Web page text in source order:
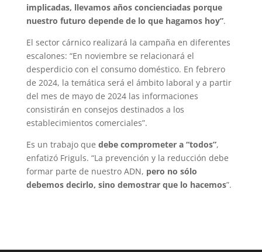
implicadas, llevamos años concienciadas porque
nuestro futuro depende de lo que hagamos hoy”.
El sector cárnico realizará la campaña en diferentes
escalones: “En noviembre se relacionará el
desperdicio con el consumo doméstico. En febrero
de 2024, la temática será el ámbito laboral y a partir
del mes de mayo de 2024 las informaciones
consistirán en consejos destinados a los
establecimientos comerciales”.
Es un trabajo que debe comprometer a “todos”,
enfatizó Friguls. “La prevención y la reducción debe
formar parte de nuestro ADN, pero no sólo
debemos decirlo, sino demostrar que lo hacemos”.